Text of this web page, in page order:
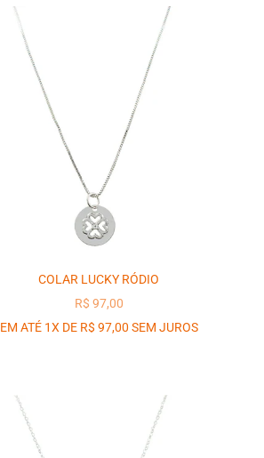
COLAR LUCKY RÓDIO
PREÇO PROMOCIONAL
R$ 97,00
EM ATÉ 1X DE R$ 97,00 SEM JUROS